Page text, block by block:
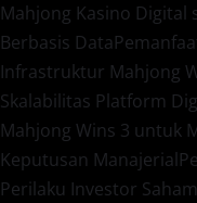
Mahjong Kasino Digital
Berbasis Data
Infrastruktur Mahjong
Skalabilitas Platform
Mahjong Wins 3 untuk
Keputusan Manajerial
Perilaku Investor